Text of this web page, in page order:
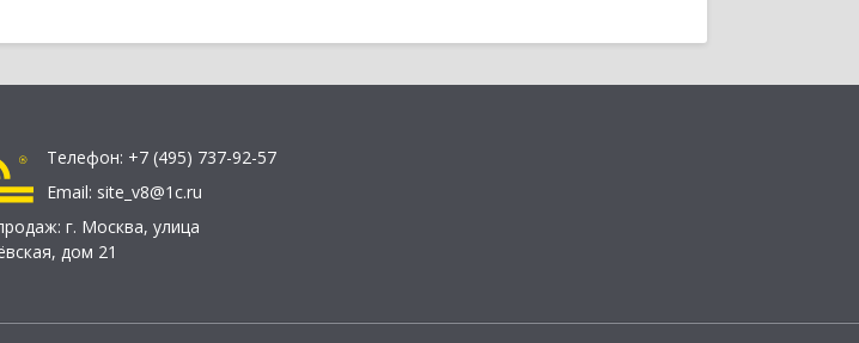
Телефон: +7 (495) 737-92-57
Email: site_v8@1c.ru
г. Москва, улица
дом 21